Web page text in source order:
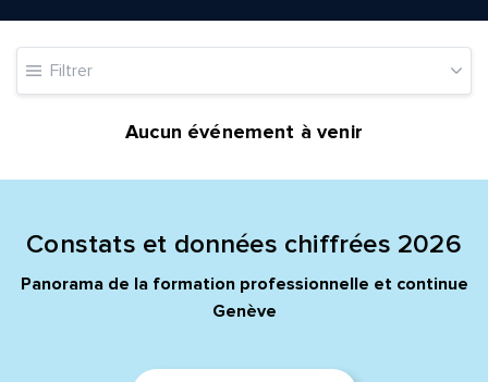
Filtrer
Aucun événement à venir
Constats et données chiffrées 2026
Panorama de la formation professionnelle et continue
Genève
Prénom et nom*